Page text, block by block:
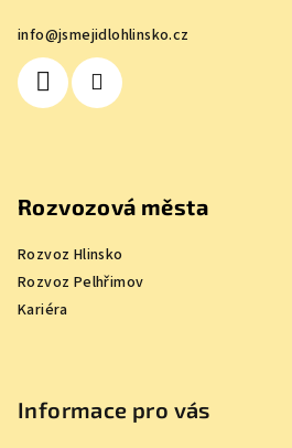
info@jsmejidlohlinsko.cz
Rozvozová města
Rozvoz Hlinsko
Rozvoz Pelhřimov
Kariéra
Informace pro vás